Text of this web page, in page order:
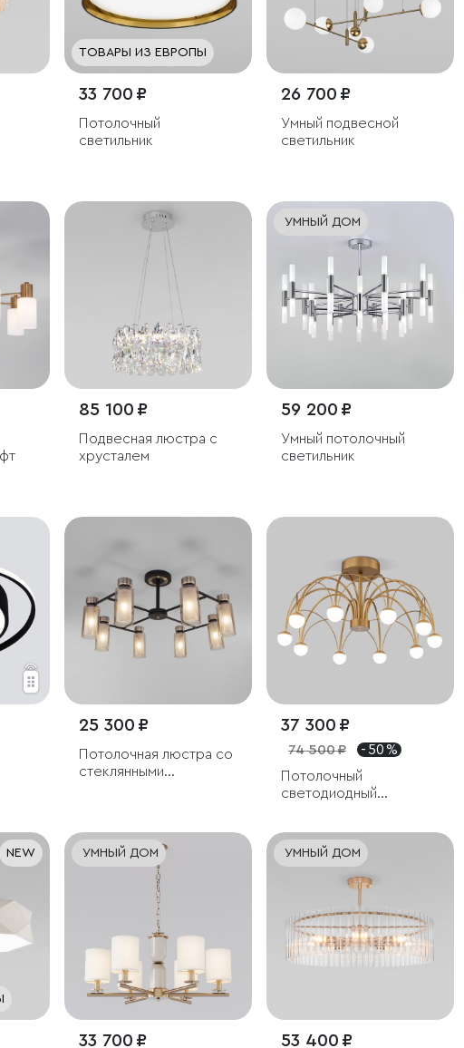
ТОВАРЫ ИЗ ЕВРОПЫ
33 700 ₽
Потолочный
светильник
26 700 ₽
Умный подвесной
светильник
85 100 ₽
Подвесная люстра с
хрусталем
УМНЫЙ ДОМ
59 200 ₽
Умный потолочный
светильник
25 300 ₽
Потолочная люстра со
стеклянными
37 300 ₽
74 500 ₽
- 50 %
Потолочный
светодиодный
NEW УМНЫЙ ДОМ
33 700 ₽
УМНЫЙ ДОМ
53 400 ₽